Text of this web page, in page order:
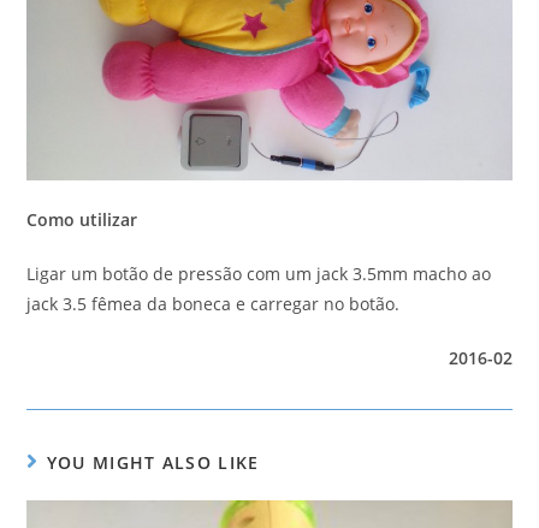
Como utilizar
Ligar um botão de pressão com um jack 3.5mm macho ao
jack 3.5 fêmea da boneca e carregar no botão.
2016-02
YOU MIGHT ALSO LIKE